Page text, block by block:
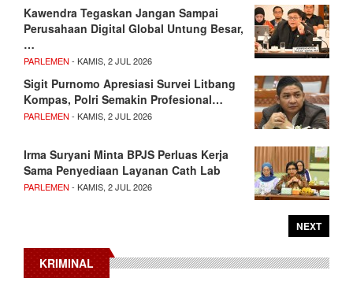
Kawendra Tegaskan Jangan Sampai
Perusahaan Digital Global Untung Besar,
…
PARLEMEN - KAMIS, 2 JUL 2026
Sigit Purnomo Apresiasi Survei Litbang
Kompas, Polri Semakin Profesional…
PARLEMEN - KAMIS, 2 JUL 2026
Irma Suryani Minta BPJS Perluas Kerja
Sama Penyediaan Layanan Cath Lab
PARLEMEN - KAMIS, 2 JUL 2026
NEXT
KRIMINAL